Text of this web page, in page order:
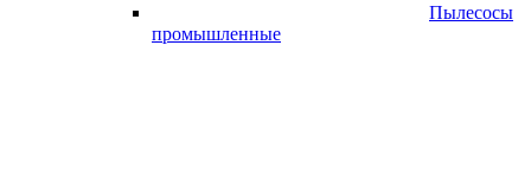
Пылесосы
промышленные